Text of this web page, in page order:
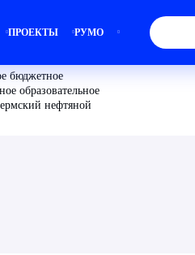
ПРОЕКТЫ РУМО
бюджетное
образовательное
нефтяной